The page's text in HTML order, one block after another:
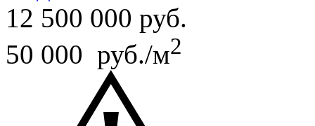
12 500 000 руб.
50 000 руб./м2